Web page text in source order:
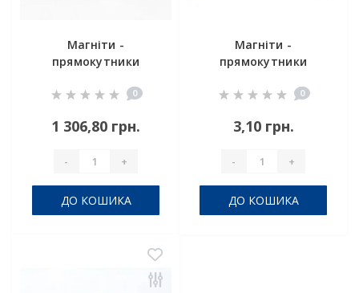
Магніти -
прямокутники
0
1 306,80 грн.
- +
ДО КОШИКА
Магніти -
прямокутники
0
3,10 грн.
- +
ДО КОШИКА